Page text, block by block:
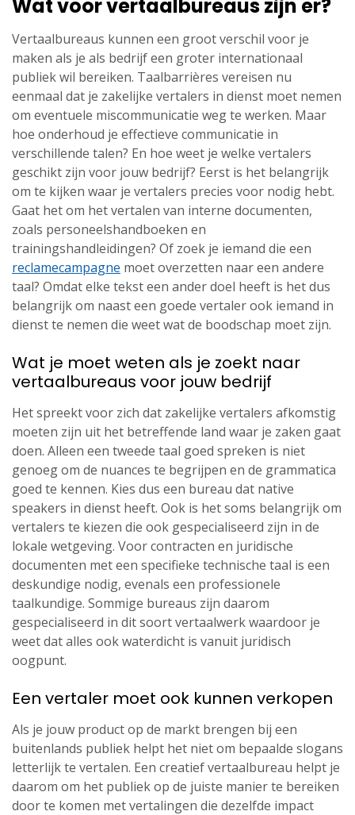
Wat voor vertaalbureaus zijn er?
Vertaalbureaus kunnen een groot verschil voor je
maken als je als bedrijf een groter internationaal
publiek wil bereiken. Taalbarrières vereisen nu
eenmaal dat je zakelijke vertalers in dienst moet nemen
om eventuele miscommunicatie weg te werken. Maar
hoe onderhoud je effectieve communicatie in
verschillende talen? En hoe weet je welke vertalers
geschikt zijn voor jouw bedrijf? Eerst is het belangrijk
om te kijken waar je vertalers precies voor nodig hebt.
Gaat het om het vertalen van interne documenten,
zoals personeelshandboeken en
trainingshandleidingen? Of zoek je iemand die een
reclamecampagne moet overzetten naar een andere
taal? Omdat elke tekst een ander doel heeft is het dus
belangrijk om naast een goede vertaler ook iemand in
dienst te nemen die weet wat de boodschap moet zijn.
Wat je moet weten als je zoekt naar
vertaalbureaus voor jouw bedrijf
Het spreekt voor zich dat zakelijke vertalers afkomstig
moeten zijn uit het betreffende land waar je zaken gaat
doen. Alleen een tweede taal goed spreken is niet
genoeg om de nuances te begrijpen en de grammatica
goed te kennen. Kies dus een bureau dat native
speakers in dienst heeft. Ook is het soms belangrijk om
vertalers te kiezen die ook gespecialiseerd zijn in de
lokale wetgeving. Voor contracten en juridische
documenten met een specifieke technische taal is een
deskundige nodig, evenals een professionele
taalkundige. Sommige bureaus zijn daarom
gespecialiseerd in dit soort vertaalwerk waardoor je
weet dat alles ook waterdicht is vanuit juridisch
oogpunt.
Een vertaler moet ook kunnen verkopen
Als je jouw product op de markt brengen bij een
buitenlands publiek helpt het niet om bepaalde slogans
letterlijk te vertalen. Een creatief vertaalbureau helpt je
daarom om het publiek op de juiste manier te bereiken
door te komen met vertalingen die dezelfde impact